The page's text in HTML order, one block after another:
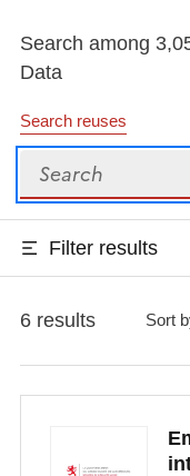
Search among
Data
Search reuses
Search
Filter results
6 results Sort